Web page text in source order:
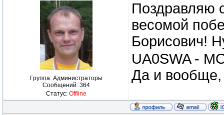
Группа: Администраторы
Сообщений: 364
Статус: Offline
Поздравляю
весомой
Борисович!
UA0SWA -
Да и